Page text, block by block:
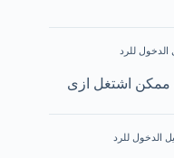
للرد
ممكن اشتغل ازى
الدخول للرد